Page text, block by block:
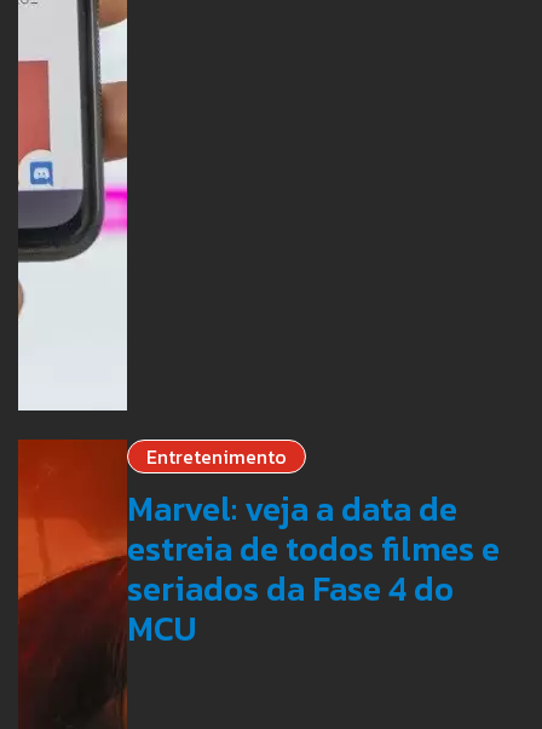
Entretenimento
Marvel: veja a data de
estreia de todos filmes e
seriados da Fase 4 do
MCU